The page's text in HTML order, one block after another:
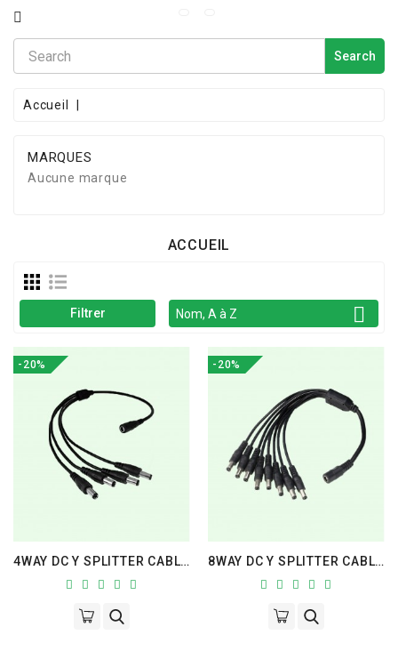
Search
Accueil
MARQUES
Aucune marque
ACCUEIL
Filtrer Nom, A à Z 
-20%
4WAY DC Y SPLITTER CABLE 40CM
-20%
8WAY DC Y SPLITTER CABLE 40CM